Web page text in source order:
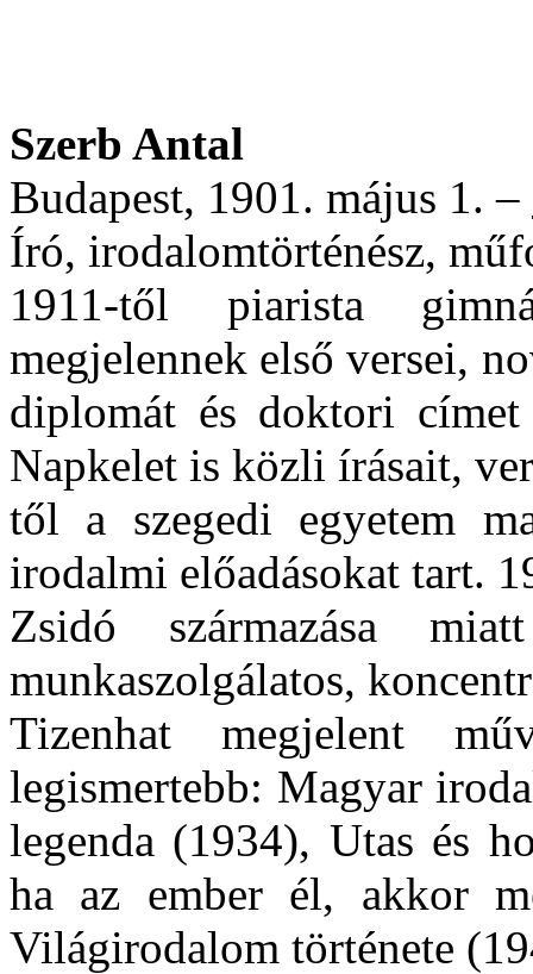
Szerb Antal
Budapest, 1901. május 1. –
Író, irodalomtörténész,
1911-től piarista
megjelennek első versei,
diplomát és doktori
Napkelet is közli írásait,
től a szegedi egyetem
irodalmi előadásokat tart.
Zsidó származása
munkaszolgálatos,
Tizenhat megjelent
legismertebb: Magyar
legenda (1934), Utas és
ha az ember él, akkor
Világirodalom története